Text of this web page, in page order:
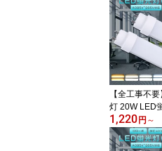
ライト 6畳
グライト お
シーリング
薄型 丸型 照
リング キッ
グ 玄関 階段
下 トイレ 消
1300lm
【全工事不
灯 20W LED
形 直管 LED
直管 蛍光灯
光灯 20W型
1,220 円 ～